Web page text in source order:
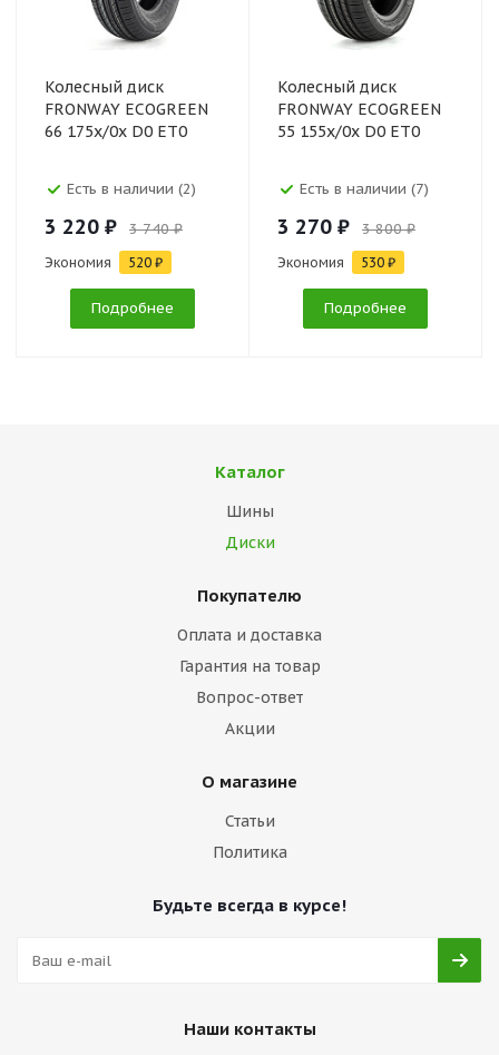
Колесный диск
FRONWAY ECOGREEN
66 175x/0x D0 ET0
Есть в наличии (2)
3 220 ₽ 3 740 ₽
Экономия 520 ₽
Подробнее
Колесный диск
FRONWAY ECOGREEN
55 155x/0x D0 ET0
Есть в наличии (7)
3 270 ₽ 3 800 ₽
Экономия 530 ₽
Подробнее
Каталог
Шины
Диски
Покупателю
Оплата и доставка
Гарантия на товар
Вопрос-ответ
Акции
О магазине
Статьи
Политика
Будьте всегда в курсе!
Наши контакты